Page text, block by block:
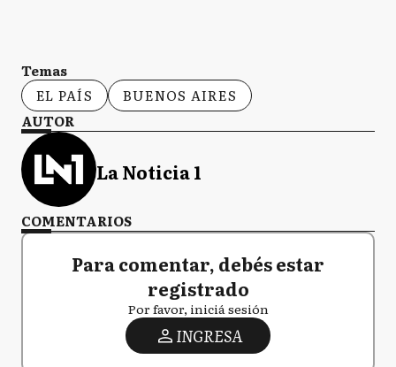
Temas
EL PAÍS
BUENOS AIRES
AUTOR
La Noticia 1
COMENTARIOS
Para comentar, debés estar
registrado
Por favor, iniciá sesión
INGRESA